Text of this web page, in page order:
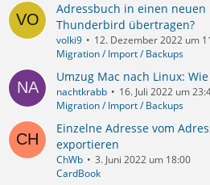
Adressbuch in einen neuen
Thunderbird übertragen?
volki9
12. Dezember 2022 um
Migration / Import / Backups
Umzug Mac nach Linux:
nachtkrabb
16. Juli 2022 um
Migration / Import / Backups
Einzelne Adresse vom
exportieren
ChWb
3. Juni 2022 um 18:00
CardBook